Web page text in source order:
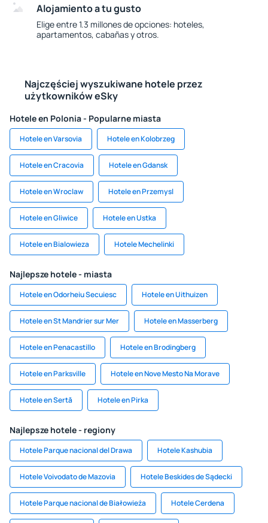
Alojamiento a tu gusto
Elige entre 1.3 millones de opciones: hoteles,
apartamentos, cabañas y otros.
Najczęściej wyszukiwane hotele przez
użytkowników eSky
Hotele en Polonia - Popularne miasta
Hotele en Varsovia Hotele en Kolobrzeg
Hotele en Cracovia Hotele en Gdansk
Hotele en Wroclaw Hotele en Przemysl
Hotele en Gliwice Hotele en Ustka
Hotele en Bialowieza Hotele Mechelinki
Najlepsze hotele - miasta
Hotele en Odorheiu Secuiesc Hotele en Uithuizen
Hotele en St Mandrier sur Mer Hotele en Masserberg
Hotele en Penacastillo Hotele en Brodingberg
Hotele en Parksville Hotele en Nove Mesto Na Morave
Hotele en Sertă Hotele en Pirka
Najlepsze hotele - regiony
Hotele Parque nacional del Drawa Hotele Kashubia
Hotele Voivodato de Mazovia Hotele Beskides de Sądecki
Hotele Parque nacional de Białowieża Hotele Cerdena